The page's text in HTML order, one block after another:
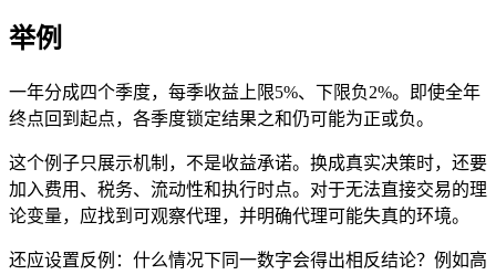
举例
一年分成四个季度，每季收益上限5%、下限负2%。即使全年
终点回到起点，各季度锁定结果之和仍可能为正或负。
这个例子只展示机制，不是收益承诺。换成真实决策时，还要
加入费用、税务、流动性和执行时点。对于无法直接交易的理
论变量，应找到可观察代理，并明确代理可能失真的环境。
还应设置反例：什么情况下同一数字会得出相反结论？例如高